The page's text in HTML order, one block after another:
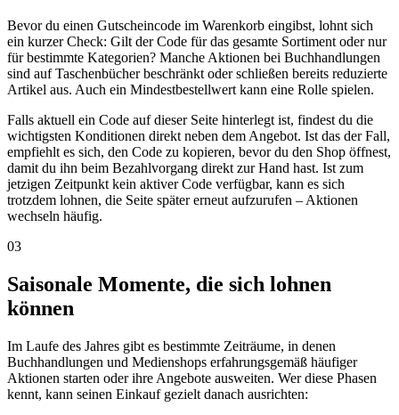
Bevor du einen Gutscheincode im Warenkorb eingibst, lohnt sich
ein kurzer Check: Gilt der Code für das gesamte Sortiment oder nur
für bestimmte Kategorien? Manche Aktionen bei Buchhandlungen
sind auf Taschenbücher beschränkt oder schließen bereits reduzierte
Artikel aus. Auch ein Mindestbestellwert kann eine Rolle spielen.
Falls aktuell ein Code auf dieser Seite hinterlegt ist, findest du die
wichtigsten Konditionen direkt neben dem Angebot. Ist das der Fall,
empfiehlt es sich, den Code zu kopieren, bevor du den Shop öffnest,
damit du ihn beim Bezahlvorgang direkt zur Hand hast. Ist zum
jetzigen Zeitpunkt kein aktiver Code verfügbar, kann es sich
trotzdem lohnen, die Seite später erneut aufzurufen – Aktionen
wechseln häufig.
03
Saisonale Momente, die sich lohnen
können
Im Laufe des Jahres gibt es bestimmte Zeiträume, in denen
Buchhandlungen und Medienshops erfahrungsgemäß häufiger
Aktionen starten oder ihre Angebote ausweiten. Wer diese Phasen
kennt, kann seinen Einkauf gezielt danach ausrichten: